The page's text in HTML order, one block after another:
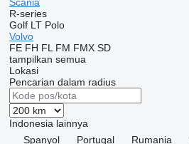
R-series
Golf LT Polo
Volvo
FE FH FL FM FMX SD
tampilkan semua
Lokasi
Pencarian dalam radius
Indonesia lainnya
Spanyol
Portugal Rumania